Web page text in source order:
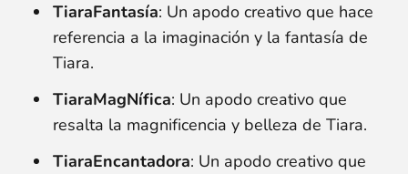
TiaraFantasía: Un apodo creativo que hace
referencia a la imaginación y la fantasía de
Tiara.
TiaraMagNífica: Un apodo creativo que
resalta la magnificencia y belleza de Tiara.
TiaraEncantadora: Un apodo creativo que